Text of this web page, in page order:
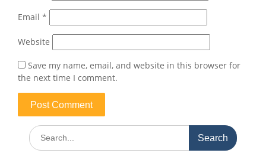
Email *
Website
Save my name, email, and website in this browser for
the next time I comment.